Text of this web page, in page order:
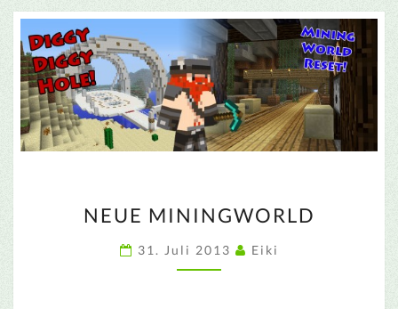
MININGWORLD
NEUE MININGWORLD
31. Juli 2013 Eiki